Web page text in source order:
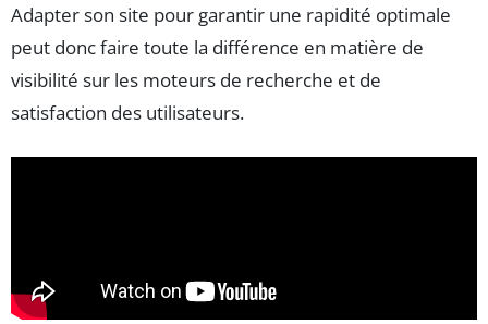
Adapter son site pour garantir une rapidité optimale
peut donc faire toute la différence en matière de
visibilité sur les moteurs de recherche et de
satisfaction des utilisateurs.